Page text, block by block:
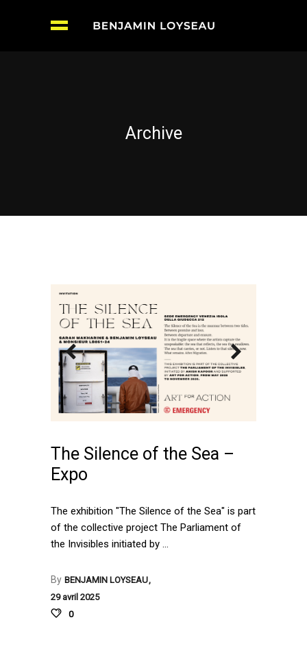
Archive
The Silence of the Sea –
Expo
The exhibition "The Silence of the Sea" is part
of the collective project The Parliament of
the Invisibles initiated by
By BENJAMIN LOYSEAU
29 avril 2025
0